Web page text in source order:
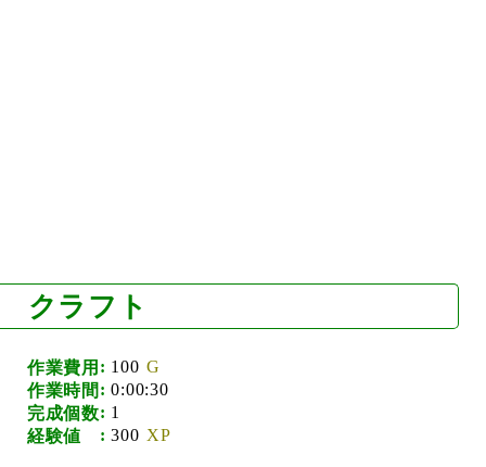
クラフト
作業費用
100
作業時間
0:00:30
完成個数
1
経験値
300